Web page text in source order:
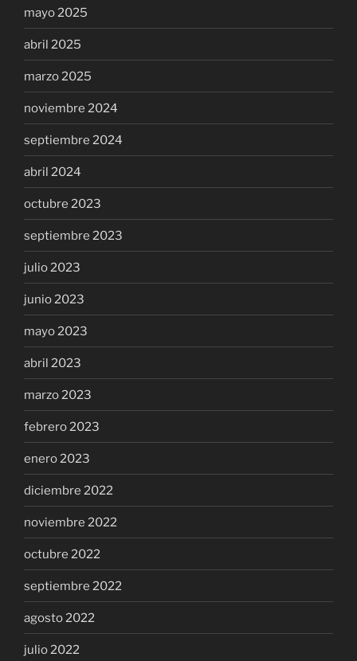
mayo 2025
abril 2025
marzo 2025
noviembre 2024
septiembre 2024
abril 2024
octubre 2023
septiembre 2023
julio 2023
junio 2023
mayo 2023
abril 2023
marzo 2023
febrero 2023
enero 2023
diciembre 2022
noviembre 2022
octubre 2022
septiembre 2022
agosto 2022
julio 2022